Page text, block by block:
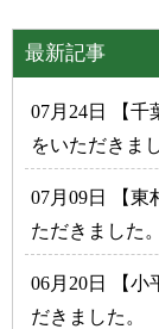
最新記事
07月24日 【
をいただきま
07月09日 【
ただきました。
06月20日 【
だきました。